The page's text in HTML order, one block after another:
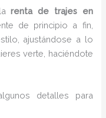
larenta de trajes en
de principio a fin,
ajustándose a lo
verte, haciéndote
detalles para